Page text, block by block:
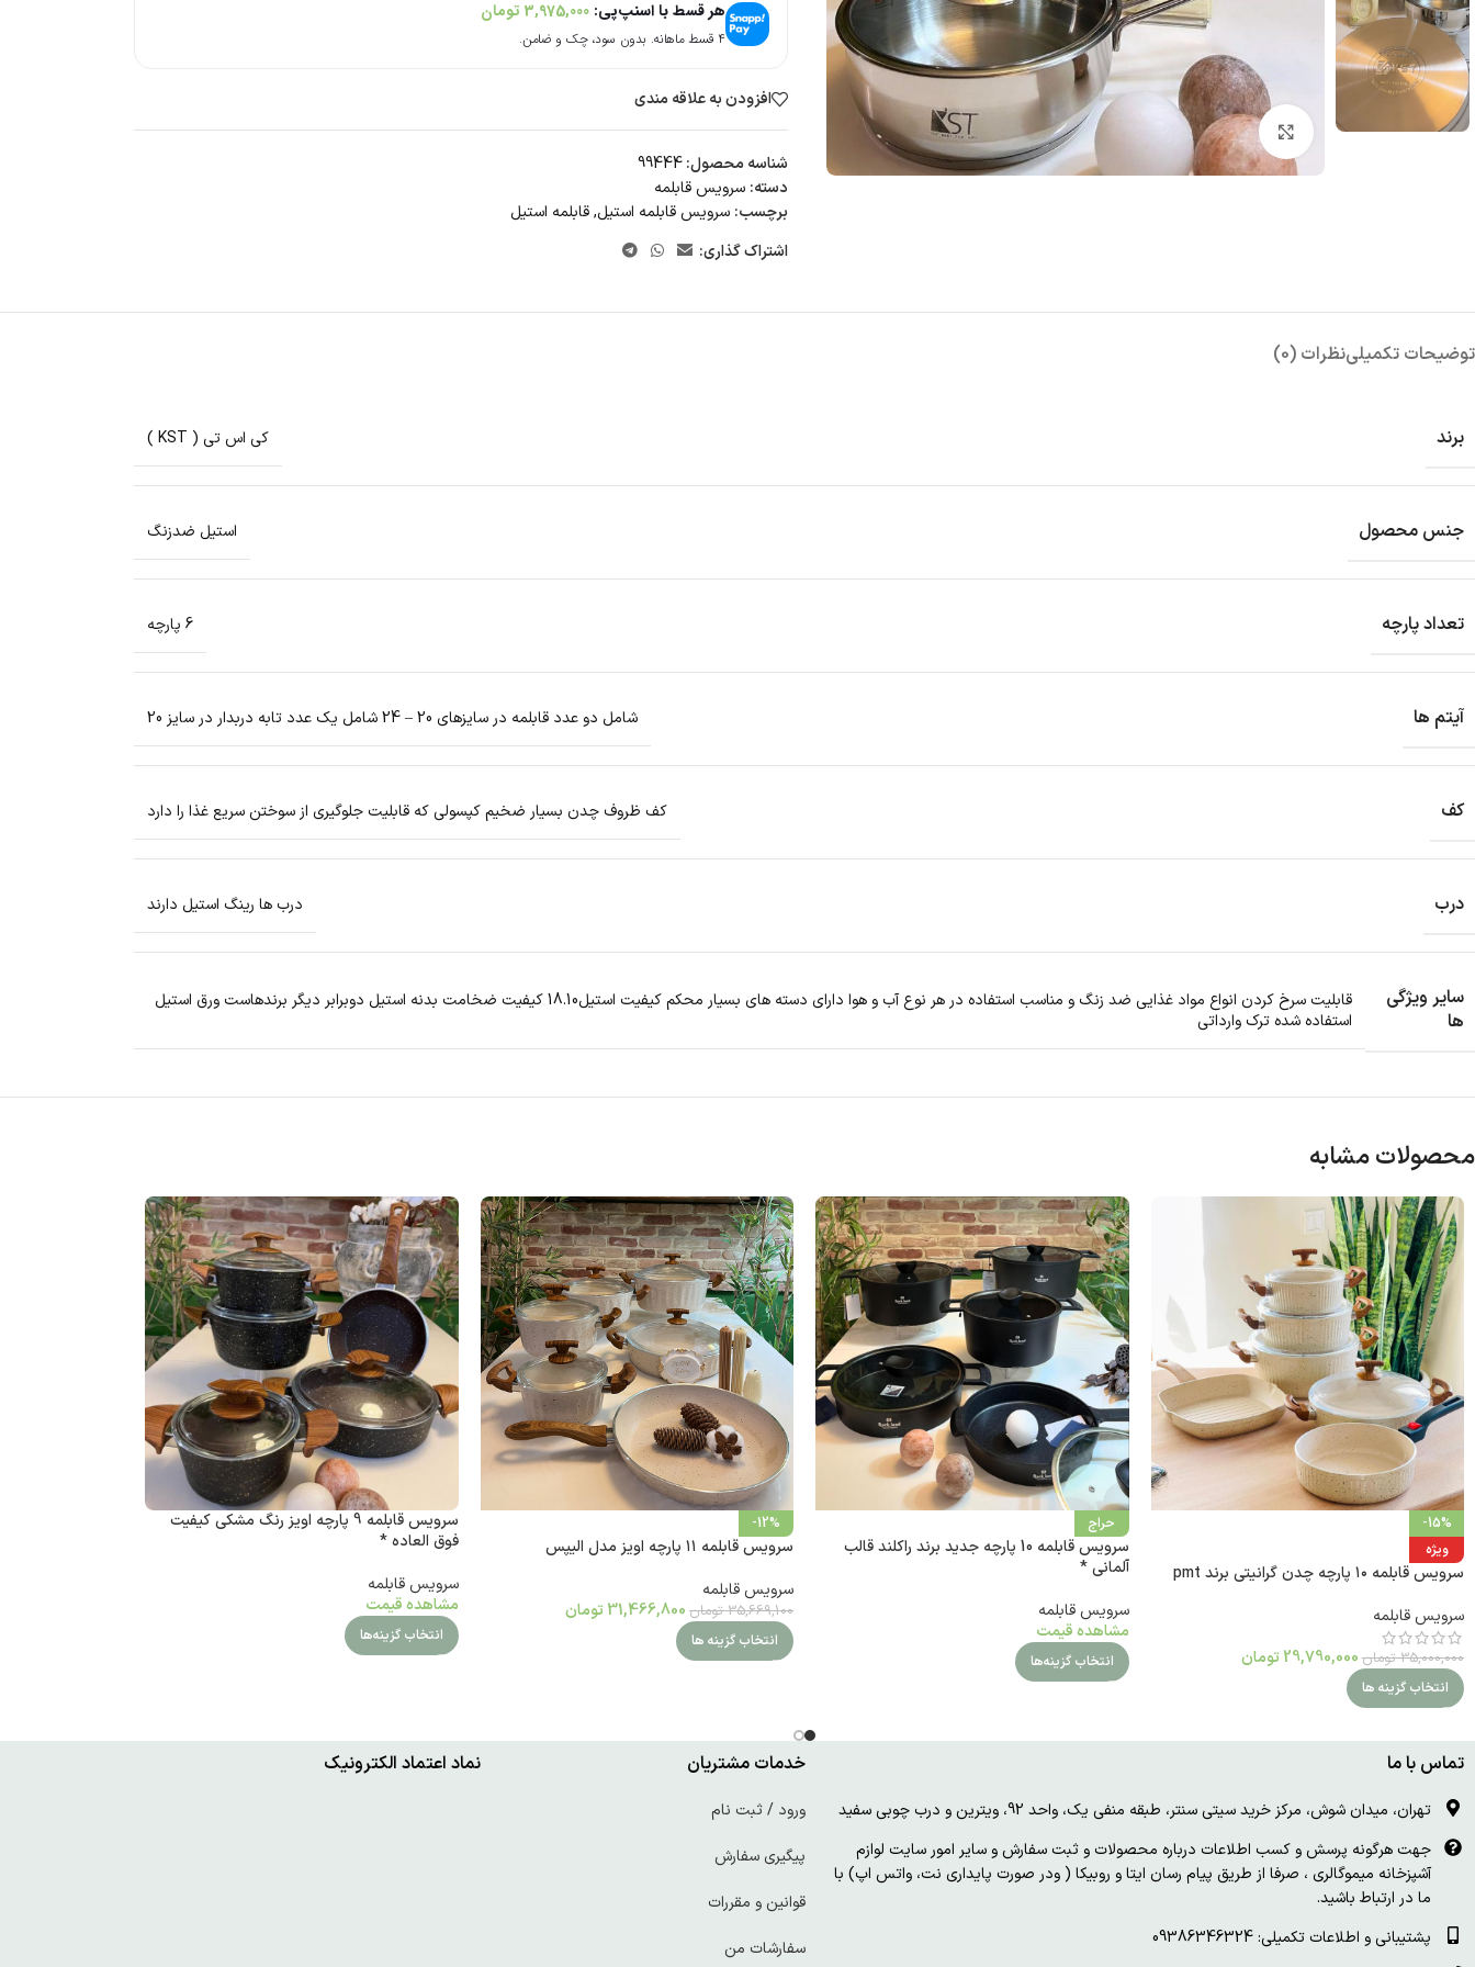
بزرگنمایی تصویر
هر قسط با اسنپ‌پی: 3,975,000 تومان
۴ قسط ماهانه. بدون سود، چک و ضامن.
افزودن به علاقه مندی
شناسه محصول:99444
دسته: سرویس قابلمه
برچسب: سرویس قابلمه استیل,قابلمه استیل
اشتراک گذاری:
توضیحات تکمیلینظرات (0)
برند کی اس تی ( KST )
جنس محصول استیل ضدزنگ
تعداد پارچه 6 پارچه
آیتم ها شامل دو عدد قابلمه در سایزهای 20 – 24 شامل یک عدد تابه دربدار در سایز 20
کف کف ظروف چدن بسیار ضخیم کپسولی که قابلیت جلوگیری از سوختن سریع غذا را دارد
درب درب ها رینگ استیل دارند
سایر ویژگی
ها
قابلیت سرخ کردن انواع مواد غذایی ضد زنگ و مناسب استفاده در هر نوع آب و هوا دارای دسته های بسیار محکم کیفیت استیل18.10 کیفیت ضخامت بدنه استیل دوبرابر دیگر برندهاست ورق استیل
استفاده شده ترک وارداتی
محصولات مشابه
-15%
ویژه
سرویس قابلمه ۱۰ پارچه چدن گرانیتی برند pmt
سرویس قابلمه
35,000,000 تومان 29,790,000 تومان
انتخاب گزینه ها
حراج
سرویس قابلمه 10 پارچه جدید برند راکلند قالب
آلمانی *
سرویس قابلمه
مشاهده قیمت
انتخاب گزینه‌ها
-12%
سرویس قابلمه ۱۱ پارچه اویز مدل الیپس
سرویس قابلمه
35,669,100 تومان 31,466,800 تومان
انتخاب گزینه ها
سرویس قابلمه 9 پارچه اویز رنگ مشکی کیفیت
فوق العاده *
سرویس قابلمه
مشاهده قیمت
انتخاب گزینه‌ها
تماس با ما
تهران، میدان شوش، مرکز خرید سیتی سنتر، طبقه منفی یک، واحد 92، ویترین و درب چوبی سفید
جهت هرگونه پرسش و کسب اطلاعات درباره محصولات و ثبت سفارش و سایر امور سایت لوازم
آشپزخانه میموگالری ، صرفا از طریق پیام رسان ایتا و روبیکا ( ودر صورت پایداری نت، واتس اپ) با
ما در ارتباط باشید.
پشتیبانی و اطلاعات تکمیلی: 09386346324
خدمات مشتریان
ورود / ثبت نام
پیگیری سفارش
قوانین و مقررات
سفارشات من
نماد اعتماد الکترونیک